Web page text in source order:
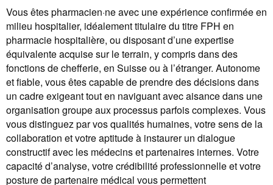
Vous êtes pharmacien·ne avec une expérience confirmée en
milieu hospitalier, idéalement titulaire du titre FPH en
pharmacie hospitalière, ou disposant d’une expertise
équivalente acquise sur le terrain, y compris dans des
fonctions de chefferie, en Suisse ou à l’étranger. Autonome
et fiable, vous êtes capable de prendre des décisions dans
un cadre exigeant tout en naviguant avec aisance dans une
organisation groupe aux processus parfois complexes. Vous
vous distinguez par vos qualités humaines, votre sens de la
collaboration et votre aptitude à instaurer un dialogue
constructif avec les médecins et partenaires internes. Votre
capacité d’analyse, votre crédibilité professionnelle et votre
posture de partenaire médical vous permettent